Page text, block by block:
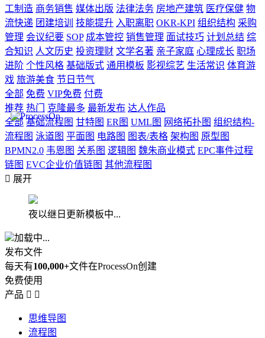
工制造 商务销售 媒体出版 法律法务 房地产建筑 医疗保健 物
流快递 团建培训 技能提升 入职离职 OKR-KPI 组织结构 采购
管理 会议纪要 SOP 成本管控 销售管理 面试技巧 计划总结 综
合知识 人文历史 投资理财 文学名著 亲子家庭 心理成长 职场
进阶 个性风格 基础版式 通用模板 影视综艺 生活常识 体育游
戏 旅游美食 节日节气
全部 免费 VIP免费 付费
推荐 热门 克隆最多 最新发布 达人作品
全部 基础流程图 甘特图 ER图 UML图 网络拓扑图 组织结构-
流程图 泳道图 平面图 电路图 图表/表格 架构图 原型图
BPMN2.0 韦恩图 关系图 逻辑图 魏朱商业模式 EPC事件过程
链图 EVC企业价值链图 其他流程图
 展开
夜以继日更新模板中...
加载中...
发布文件
每天有100,000+文件在ProcessOn创建
免费使用
产品  
思维导图
流程图